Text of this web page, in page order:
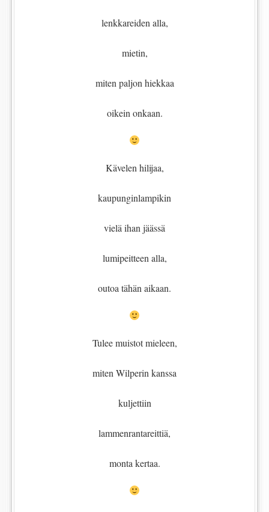
lenkkareiden alla,
mietin,
miten paljon hiekkaa
oikein onkaan.
Kävelen hilijaa,
kaupunginlampikin
vielä ihan jäässä
lumipeitteen alla,
outoa tähän aikaan.
Tulee muistot mieleen,
miten Wilperin kanssa
kuljettiin
lammenrantareittiä,
monta kertaa.